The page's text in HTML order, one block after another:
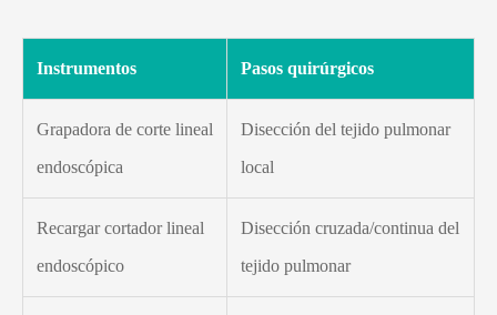
Instrumentos Pasos quirúrgicos
Grapadora de corte lineal
endoscópica
Disección del tejido pulmonar
local
Recargar cortador lineal
endoscópico
Disección cruzada/continua del
tejido pulmonar